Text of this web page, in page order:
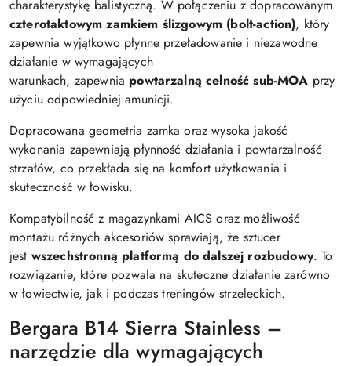
charakterystykę balistyczną. W połączeniu z dopracowanym
czterotaktowym zamkiem ślizgowym (bolt-action), który
zapewnia wyjątkowo płynne przeładowanie i niezawodne
działanie w wymagających
warunkach, zapewnia powtarzalną celność sub-MOA przy
użyciu odpowiedniej amunicji.
Dopracowana geometria zamka oraz wysoka jakość
wykonania zapewniają płynność działania i powtarzalność
strzałów, co przekłada się na komfort użytkowania i
skuteczność w łowisku.
Kompatybilność z magazynkami AICS oraz możliwość
montażu różnych akcesoriów sprawiają, że sztucer
jest wszechstronną platformą do dalszej rozbudowy. To
rozwiązanie, które pozwala na skuteczne działanie zarówno
w łowiectwie, jak i podczas treningów strzeleckich.
Bergara B14 Sierra Stainless –
narzędzie dla wymagających